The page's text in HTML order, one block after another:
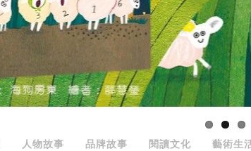
人物故事 品牌故事 閱讀文化 藝術生